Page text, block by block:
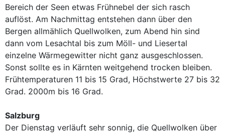
Bereich der Seen etwas Frühnebel der sich rasch
auflöst. Am Nachmittag entstehen dann über den
Bergen allmählich Quellwolken, zum Abend hin sind
dann vom Lesachtal bis zum Möll- und Liesertal
einzelne Wärmegewitter nicht ganz ausgeschlossen.
Sonst sollte es in Kärnten weitgehend trocken bleiben.
Frühtemperaturen 11 bis 15 Grad, Höchstwerte 27 bis 32
Grad. 2000m bis 16 Grad.
Salzburg
Der Dienstag verläuft sehr sonnig, die Quellwolken über